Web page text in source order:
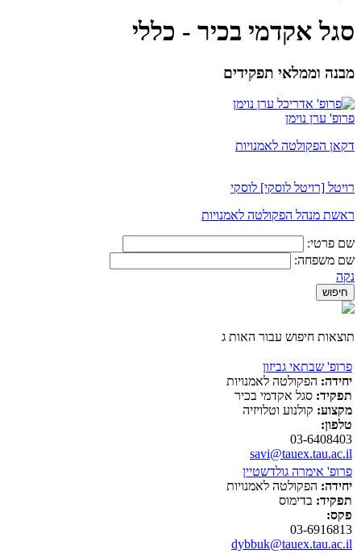
סגל אקדמי בכיר - כללי
מבנה וממלאי תפקידים
פרופ' ערן נוימן
דקאן הפקולטה לאמנויות
רויטל [רויטל לוסקי] לוסקי
ראשת מנהל הפקולטה לאמנויות
שם פרטי:
שם משפחה:
נקה
תוצאות חיפוש עבור האות ג
פרופ' שבתאי גביזון
יחידה: הפקולטה לאמנויות
תפקיד: סגל אקדמי בכיר
מקצוע: קולנוע וטלויזיה
טלפון:
03-6408403
savi@tauex.tau.ac.il
פרופ' אימרה גולדשטיין
יחידה: הפקולטה לאמנויות
תפקיד: בדימוס
פקס:
03-6916813
dybbuk@tauex.tau.ac.il